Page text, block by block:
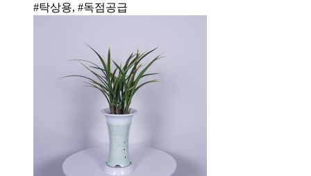
#탁상용, #독점공급